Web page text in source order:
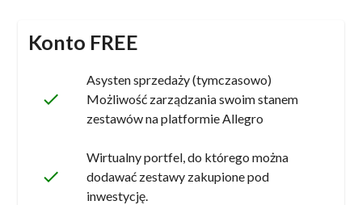
Konto FREE
done
Asysten sprzedaży (tymczasowo)
Możliwość zarządzania swoim stanem
zestawów na platformie Allegro
done
Wirtualny portfel, do którego można
dodawać zestawy zakupione pod
inwestycję.